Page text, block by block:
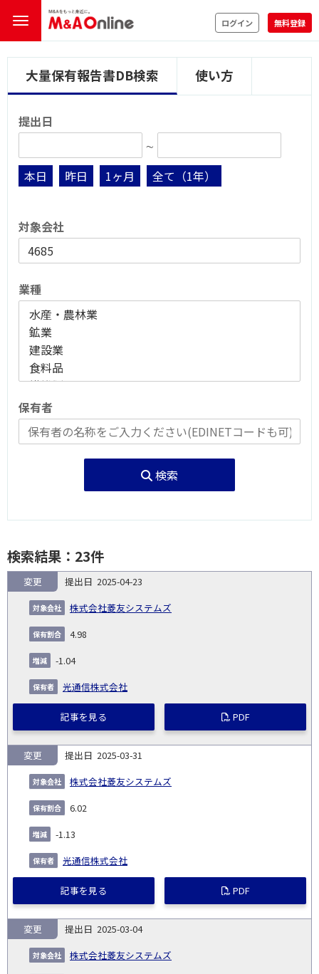
ログイン 無料登録
大量保有報告書DB検索 使い方
提出日
∼
本日
昨日 1ヶ月 全て（1年）
対象会社
業種
保有者
検索
検索結果：23件
NO.
告
義
務
発
生
日
提
日
証券
対
2025-04-23
株式会社菱友システムズ
変更
4.98
-1.04
光通信株式会社
記事を見る PDF
2025-03-31
株式会社菱友システムズ
変更
6.02
-1.13
光通信株式会社
記事を見る PDF
2025-03-04
株式会社菱友システムズ
変更